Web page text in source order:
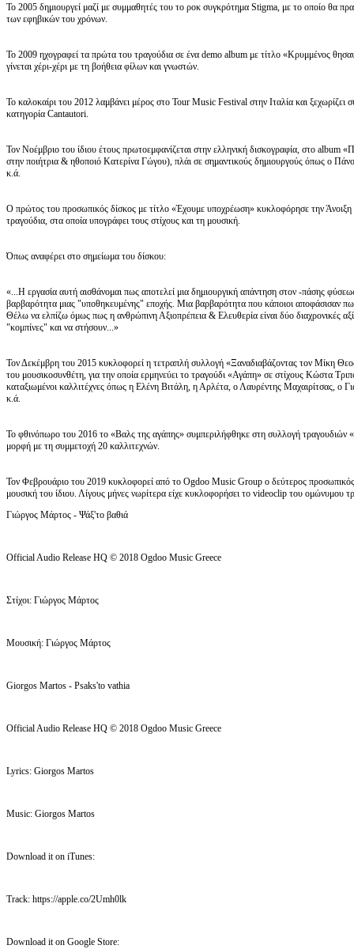
Το 2005 δημιουργεί μαζί με συμμαθητές του το ροκ συγκρότημα Stigma, με το οποίο θα
των εφηβικών του χρόνων.
Το 2009 ηχογραφεί τα πρώτα του τραγούδια σε ένα demo album με τίτλο «Κρυμμένος
γίνεται χέρι-χέρι με τη βοήθεια φίλων και γνωστών.
Το καλοκαίρι του 2012 λαμβάνει μέρος στο Tour Music Festival στην Ιταλία και ξεχωρίζει
κατηγορία Cantautori.
Τον Νοέμβριο του ίδιου έτους πρωτοεμφανίζεται στην ελληνική δισκογραφία, στο
στην ποιήτρια & ηθοποιό Κατερίνα Γώγου), πλάι σε σημαντικούς δημιουργούς όπως ο
κ.ά.
Ο πρώτος του προσωπικός δίσκος με τίτλο «Έχουμε υποχρέωση» κυκλοφόρησε την
τραγούδια, στα οποία υπογράφει τους στίχους και τη μουσική.
Όπως αναφέρει στο σημείωμα του δίσκου:
«...Η εργασία αυτή αισθάνομαι πως αποτελεί μια δημιουργική απάντηση στον -πάσης
βαρβαρότητα μιας "υποθηκευμένης" εποχής. Μια βαρβαρότητα που κάποιοι αποφάσισαν
Θέλω να ελπίζω όμως πως η ανθρώπινη Αξιοπρέπεια & Ελευθερία είναι δύο διαχρονικές
"κομπίνες" και να στήσουν...»
Τον Δεκέμβρη του 2015 κυκλοφορεί η τετραπλή συλλογή «Ξαναδιαβάζοντας τον Μίκη
του μουσικοσυνθέτη, για την οποία ερμηνεύει το τραγούδι «Αγάπη» σε στίχους Κώστα
καταξιωμένοι καλλιτέχνες όπως η Ελένη Βιτάλη, η Αρλέτα, ο Λαυρέντης Μαχαιρίτσας,
κ.ά.
Το φθινόπωρο του 2016 το «Βαλς της αγάπης» συμπεριλήφθηκε στη συλλογή
μορφή με τη συμμετοχή 20 καλλιτεχνών.
Τον Φεβρουάριο του 2019 κυκλοφορεί από το Ogdoo Music Group ο δεύτερος προσωπικός
μουσική του ίδιου. Λίγους μήνες νωρίτερα είχε κυκλοφορήσει το videoclip του ομώνυμου
Γιώργος Μάρτος - Ψάξ'το βαθιά
Official Audio Release HQ © 2018 Ogdoo Music Greece
Στίχοι: Γιώργος Μάρτος
Μουσική: Γιώργος Μάρτος
Giorgos Martos - Psaks'to vathia
Official Audio Release HQ © 2018 Ogdoo Music Greece
Lyrics: Giorgos Martos
Music: Giorgos Martos
Download it on iTunes:
Track: https://apple.co/2Umh0lk
Download it on Google Store: